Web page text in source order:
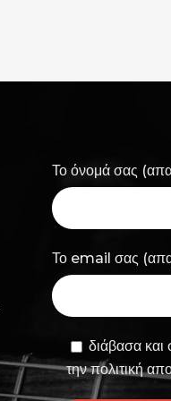
Το όνομά σας
Το email σας
διάβασα
την πολιτική